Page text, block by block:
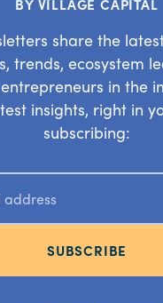
BY VILLAGE CAPITAL
share the
trends, ecosystem
in the
insights, right in
subscribing:
SUBSCRIBE